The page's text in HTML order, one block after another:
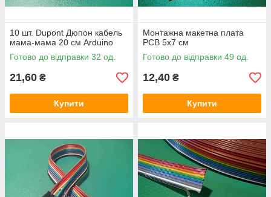
10 шт. Dupont Дюпон кабель
мама-мама 20 см Arduino
Готово до відправки 32 од.
21,60 ₴
Купити
Монтажна макетна плата
PCB 5x7 см
Готово до відправки 49 од.
12,40 ₴
Купити